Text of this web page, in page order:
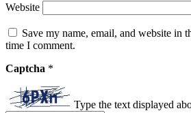
Website
Save my name, email, and website in
time I comment.
Captcha *
Type the text displayed